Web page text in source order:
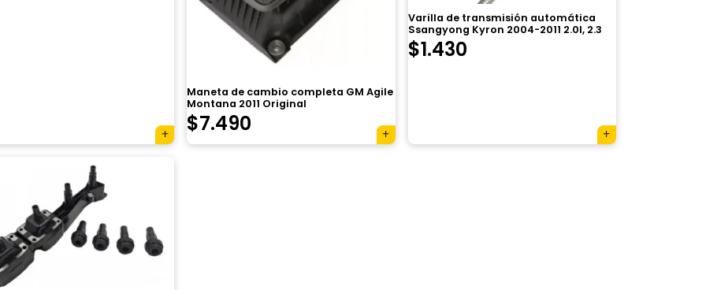
Maneta de cambio completa GM Agile
Montana 2011 Original
$7.490
Varilla de transmisión automática
Ssangyong Kyron 2004-2011 2.0l, 2.3
$1.430